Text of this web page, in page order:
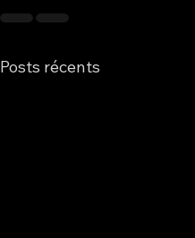
Posts récents